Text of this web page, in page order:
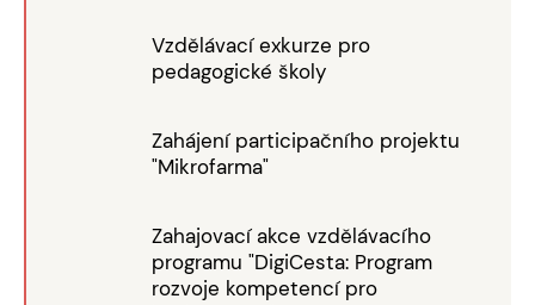
Vzdělávací exkurze pro
pedagogické školy
Zahájení participačního projektu
"Mikrofarma"
Zahajovací akce vzdělávacího
programu "DigiCesta: Program
rozvoje kompetencí pro